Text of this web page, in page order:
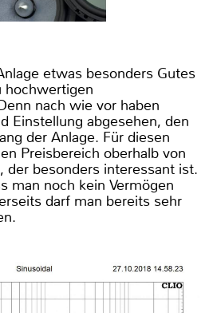
etwas besonders Gutes
hochwertigen
nach wie vor haben
Einstellung abgesehen, den
der Anlage. Für diesen
Preisbereich oberhalb von
der besonders interessant ist.
man noch kein Vermögen
darf man bereits sehr